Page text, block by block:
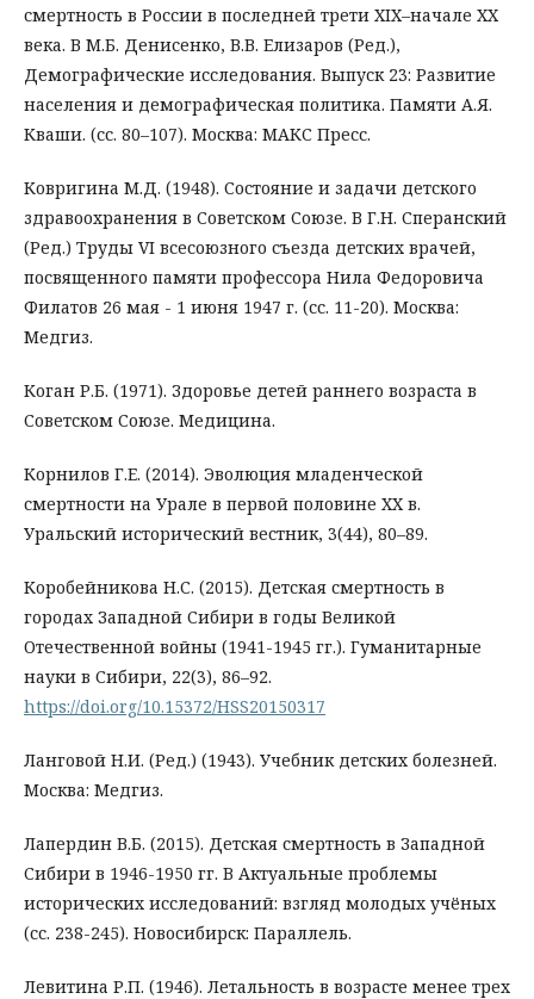
смертность в России в последней трети XIX–начале XX
века. В М.Б. Денисенко, В.В. Елизаров (Ред.),
Демографические исследования. Выпуск 23: Развитие
населения и демографическая политика. Памяти А.Я.
Кваши. (сс. 80–107). Москва: МАКС Пресс.
Ковригина М.Д. (1948). Состояние и задачи детского
здравоохранения в Советском Союзе. В Г.Н. Сперанский
(Ред.) Труды VI всесоюзного съезда детских врачей,
посвященного памяти профессора Нила Федоровича
Филатов 26 мая - 1 июня 1947 г. (сс. 11-20). Москва:
Медгиз.
Коган Р.Б. (1971). Здоровье детей раннего возраста в
Советском Союзе. Медицина.
Корнилов Г.Е. (2014). Эволюция младенческой
смертности на Урале в первой половине XX в.
Уральский исторический вестник, 3(44), 80–89.
Коробейникова Н.С. (2015). Детская смертность в
городах Западной Сибири в годы Великой
Отечественной войны (1941-1945 гг.). Гуманитарные
науки в Сибири, 22(3), 86–92.
https://doi.org/10.15372/HSS20150317
Ланговой Н.И. (Ред.) (1943). Учебник детских болезней.
Москва: Медгиз.
Лапердин В.Б. (2015). Детская смертность в Западной
Сибири в 1946-1950 гг. B Актуальные проблемы
исторических исследований: взгляд молодых учёных
(сс. 238-245). Новосибирск: Параллель.
Левитина Р.П. (1946). Летальность в возрасте менее трех